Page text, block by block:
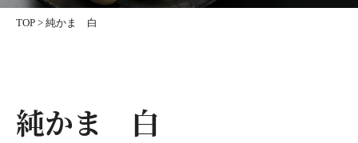
TOP > 純かま 白
純かま 白